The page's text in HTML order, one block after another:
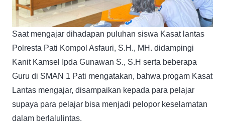
Saat mengajar dihadapan puluhan siswa Kasat lantas
Polresta Pati Kompol Asfauri, S.H., MH. didampingi
Kanit Kamsel Ipda Gunawan S., S.H serta beberapa
Guru di SMAN 1 Pati mengatakan, bahwa progam Kasat
Lantas mengajar, disampaikan kepada para pelajar
supaya para pelajar bisa menjadi pelopor keselamatan
dalam berlalulintas.